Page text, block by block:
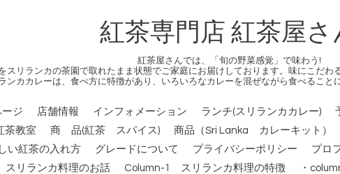
紅茶専門店 紅茶屋さ
紅茶屋さんでは、「旬の野菜感覚」で味わう!
スリランカの茶園で取れたまま状態でご家庭にお届けしております。味にこだわ
ンカカレーは、食べ方に特徴があり、いろいろなカレーを混ぜながら食べること
ージ 店舗情報 インフォメーション ランチ(スリランカカレー)
茶教室
商 品(紅茶 スパイス) 商品（Sri Lanka カレーキット）
い紅茶の入れ方
グレードについて プライバシーポリシー プロ
リランカ料理のお話
Column-1 スリランカ料理の特徴
・